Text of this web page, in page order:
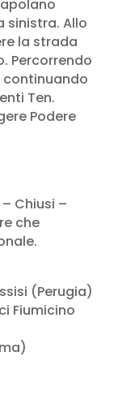
sinistra. Allo
la strada
Percorrendo
continuando
Ten.
Podere
Chiusi –
che
(Perugia)
Fiumicino